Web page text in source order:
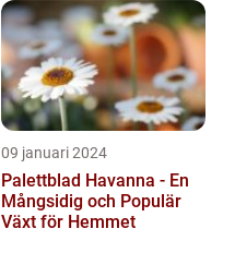
09 januari 2024
Palettblad Havanna - En
Mångsidig och Populär
Växt för Hemmet